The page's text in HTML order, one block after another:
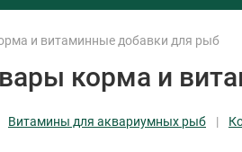
и витаминные добавки для рыб
корма и
Витамины для аквариумных рыб